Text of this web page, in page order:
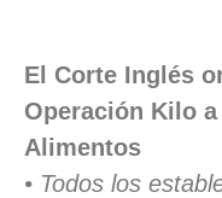
El Corte Inglés
Operación Kilo
Alimentos
• Todos los